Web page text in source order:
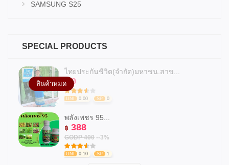
SAMSUNG S25
SPECIAL PRODUCTS
สินค้าหมด
ไทยประกันชีวิต(จำกัด)มหาชน.สาข...
฿ 0
UNI 0.00 SP 0
พลังเพชร 95...
฿ 388
GODP 400 --3%
UNI 0.10 SP 1